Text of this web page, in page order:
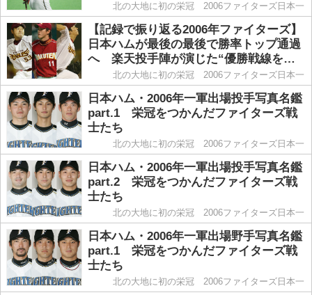
北の大地に初の栄冠 2006ファイターズ日本一
【記録で振り返る2006年ファイターズ】
日本ハムが最後の最後で勝率トップ通過
へ 楽天投手陣が演じた“優勝戦線をか
き回した物語”
北の大地に初の栄冠 2006ファイターズ日本一
日本ハム・2006年一軍出場投手写真名鑑
part.1 栄冠をつかんだファイターズ戦
士たち
北の大地に初の栄冠 2006ファイターズ日本一
日本ハム・2006年一軍出場投手写真名鑑
part.2 栄冠をつかんだファイターズ戦
士たち
北の大地に初の栄冠 2006ファイターズ日本一
日本ハム・2006年一軍出場野手写真名鑑
part.1 栄冠をつかんだファイターズ戦
士たち
北の大地に初の栄冠 2006ファイターズ日本一